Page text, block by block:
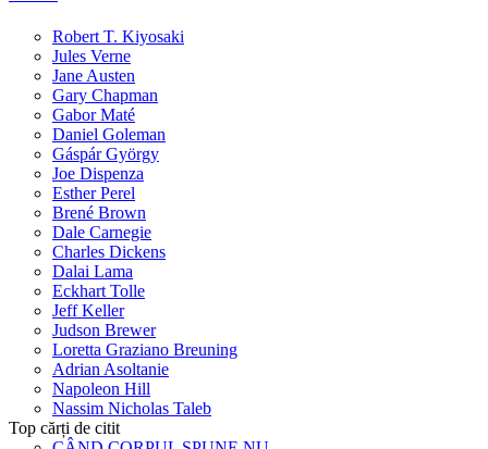
Robert T. Kiyosaki
Jules Verne
Jane Austen
Gary Chapman
Gabor Maté
Daniel Goleman
Gáspár György
Joe Dispenza
Esther Perel
Brené Brown
Dale Carnegie
Charles Dickens
Dalai Lama
Eckhart Tolle
Jeff Keller
Judson Brewer
Loretta Graziano Breuning
Adrian Asoltanie
Napoleon Hill
Nassim Nicholas Taleb
Top cărți de citit